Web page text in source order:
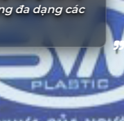
đa dạng các